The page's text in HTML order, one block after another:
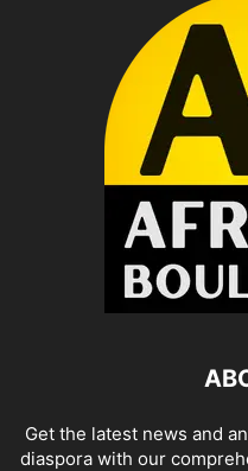
Get the latest news and
diaspora with our